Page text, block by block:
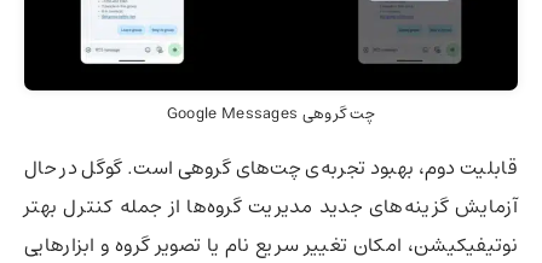
چت گروهی Google Messages
قابلیت دوم، بهبود تجربه‌ی چت‌های گروهی است. گوگل در حال
آزمایش گزینه‌های جدید مدیریت گروه‌ها از جمله کنترل بهتر
نوتیفیکیشن‌، امکان تغییر سریع نام یا تصویر گروه و ابزارهایی